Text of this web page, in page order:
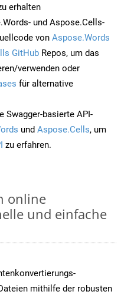
erhalten
und Aspose.Cells-
von Aspose.Words
GitHub Repos, um das
verwenden oder
für alternative
Swagger-basierte API-
und Aspose.Cells, um
zu erfahren.
online
und einfache
mithilfe der robusten